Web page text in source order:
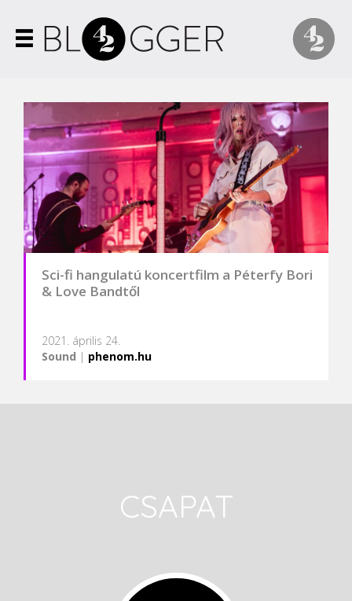
Sci-fi hangulatú koncertfilm a Péterfy Bori
& Love Bandtől
2021. április 24.
Sound | phenom.hu
CSAPAT